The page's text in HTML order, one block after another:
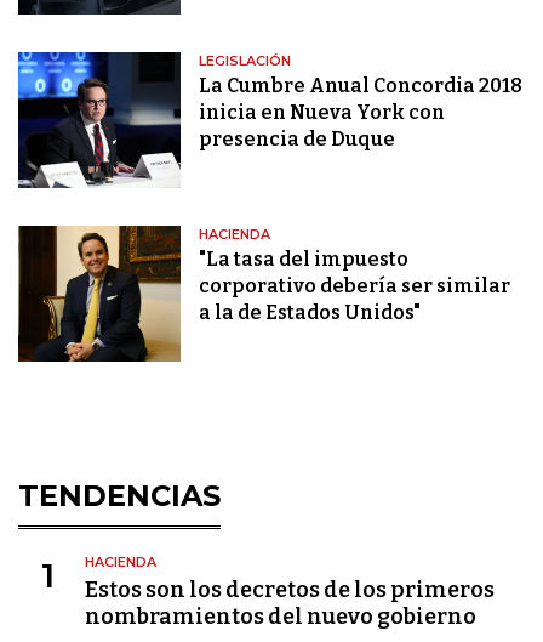
LEGISLACIÓN
La Cumbre Anual Concordia 2018
inicia en Nueva York con
presencia de Duque
HACIENDA
"La tasa del impuesto
corporativo debería ser similar
a la de Estados Unidos"
TENDENCIAS
1 HACIENDA
Estos son los decretos de los primeros
nombramientos del nuevo gobierno